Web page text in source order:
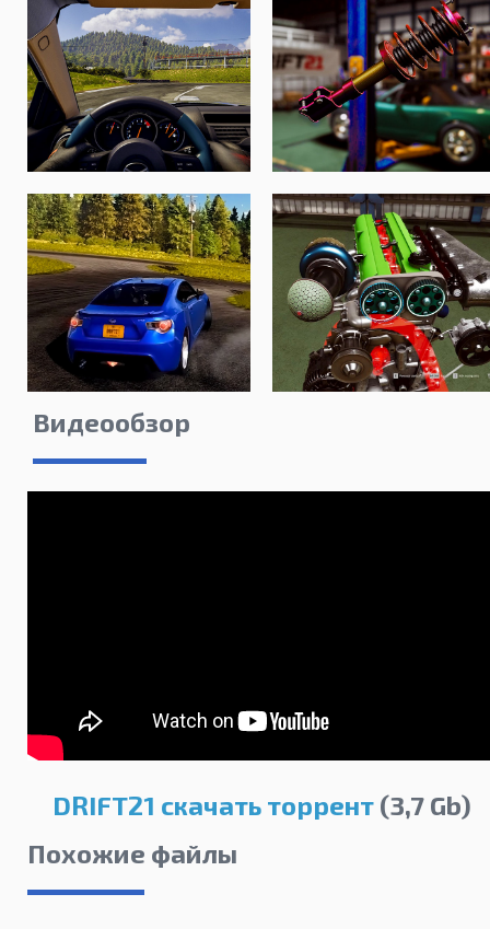
Видеообзор
DRIFT21 скачать торрент(3,7 Gb)
Похожие файлы